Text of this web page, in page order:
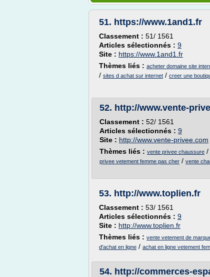
51. https://www.1and1.fr
Classement : 51/ 1561
Articles sélectionnés : 9
Site : https://www.1and1.fr
Thèmes liés : acheter domaine site
/ sites d achat sur internet / creer une
52. http://www.vente-
Classement : 52/ 1561
Articles sélectionnés : 9
Site : http://www.vente-privee.com
Thèmes liés : vente privee chaussure /
privee vetement femme pas cher / vente
53. http://www.toplien.fr
Classement : 53/ 1561
Articles sélectionnés : 9
Site : http://www.toplien.fr
Thèmes liés : vente vetement de
d'achat en ligne / achat en ligne vetement
54. http://commerces-